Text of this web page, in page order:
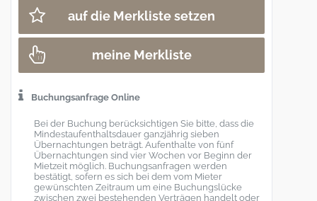
auf die Merkliste setzen
meine Merkliste
Buchungsanfrage Online
Bei der Buchung berücksichtigen Sie bitte, dass die
Mindestaufenthaltsdauer ganzjährig sieben
Übernachtungen beträgt. Aufenthalte von fünf
Übernachtungen sind vier Wochen vor Beginn der
Mietzeit möglich. Buchungsanfragen werden
bestätigt, sofern es sich bei dem vom Mieter
gewünschten Zeitraum um eine Buchungslücke
zwischen zwei bestehenden Verträgen handelt oder